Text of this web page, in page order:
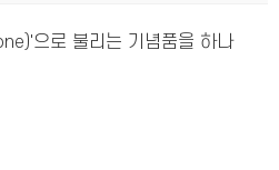
으로 불리는 기념품을 하나